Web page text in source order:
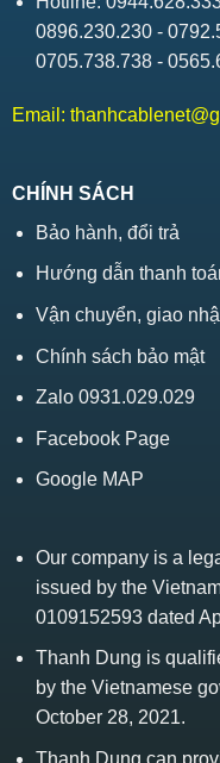
0896.230.230 -
0705.738.738 -
Email:
CHÍNH SÁCH
Bảo hành, đổi trả
Hướng dẫn thanh
Vận chuyển, giao
Chính sách bảo mật
Zalo 0931.029.029
Facebook Page
Google MAP
Our company is a
issued by the
0109152593 dated
Thanh Dung is
by the Vietnamese
October 28, 2021.
Thanh Dung can